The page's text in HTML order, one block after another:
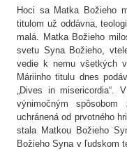
Hoci sa Matka Božieho
titulom už oddávna,
malá. Matka Božieho
svetu Syna Božieho,
vedie k nemu všetkých
Máriinho titulu dnes
„Dives in
výnimočným
uchránená od prvotného
stala Matkou Božieho
Božieho Syna v ľudskom